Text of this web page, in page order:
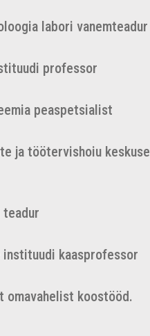
labori vanemteadur
professor
peaspetsialist
ja töötervishoiu keskuse
teadur
instituudi kaasprofessor
omavahelist koostööd.